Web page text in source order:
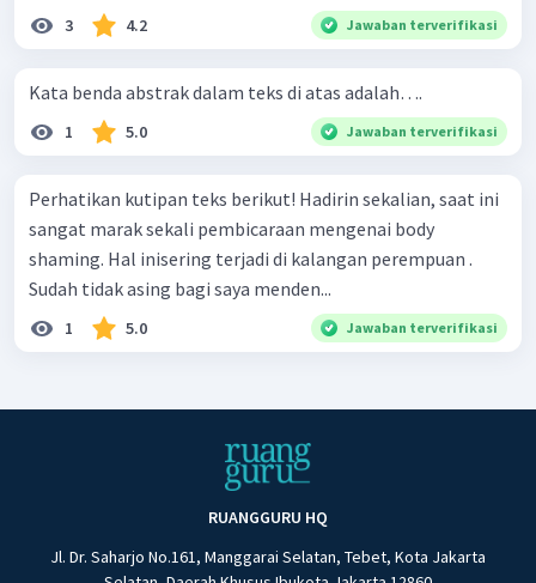
3 4.2 Jawaban terverifikasi
Kata benda abstrak dalam teks di atas adalah….
1 5.0 Jawaban terverifikasi
Perhatikan kutipan teks berikut! Hadirin sekalian, saat ini
sangat marak sekali pembicaraan mengenai body
shaming. Hal inisering terjadi di kalangan perempuan .
Sudah tidak asing bagi saya menden...
1 5.0 Jawaban terverifikasi
RUANGGURU HQ
Jl. Dr. Saharjo No.161, Manggarai Selatan, Tebet, Kota Jakarta